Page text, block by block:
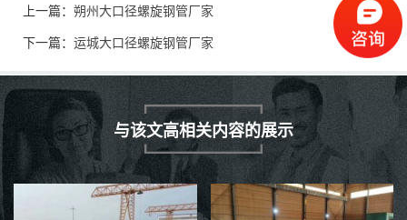
上一篇： 朔州大口径螺旋钢管厂家
下一篇： 运城大口径螺旋钢管厂家
与该文高相关内容的展示